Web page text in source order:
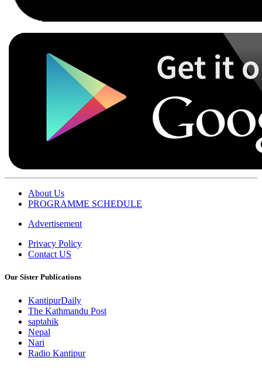
About Us
PROGRAMME SCHEDULE
Advertisement
Privacy Policy
Contact US
Our Sister Publications
KantipurDaily
The Kathmandu Post
saptahik
Nepal
Nari
Radio Kantipur